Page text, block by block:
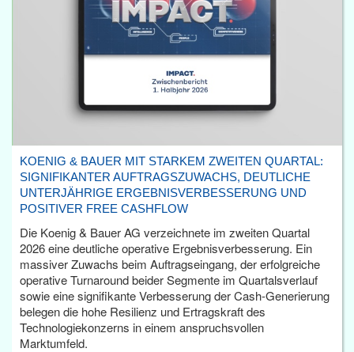
KOENIG & BAUER MIT STARKEM ZWEITEN QUARTAL:
SIGNIFIKANTER AUFTRAGSZUWACHS, DEUTLICHE
UNTERJÄHRIGE ERGEBNISVERBESSERUNG UND
POSITIVER FREE CASHFLOW
Die Koenig & Bauer AG verzeichnete im zweiten Quartal
2026 eine deutliche operative Ergebnisverbesserung. Ein
massiver Zuwachs beim Auftragseingang, der erfolgreiche
operative Turnaround beider Segmente im Quartalsverlauf
sowie eine signifikante Verbesserung der Cash-Generierung
belegen die hohe Resilienz und Ertragskraft des
Technologiekonzerns in einem anspruchsvollen
Marktumfeld.